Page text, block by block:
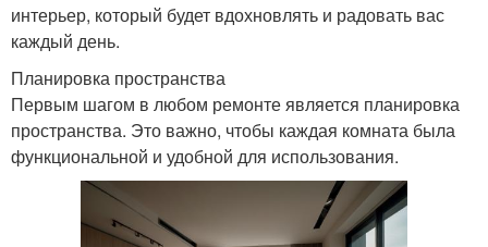
интерьер, который будет вдохновлять и радовать вас
каждый день.
Планировка пространства
Первым шагом в любом ремонте является планировка
пространства. Это важно, чтобы каждая комната была
функциональной и удобной для использования.